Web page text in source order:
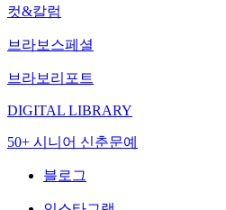
컷&칼럼
브라보스페셜
브라보리포트
DIGITAL LIBRARY
50+ 시니어 신춘문예
블로그